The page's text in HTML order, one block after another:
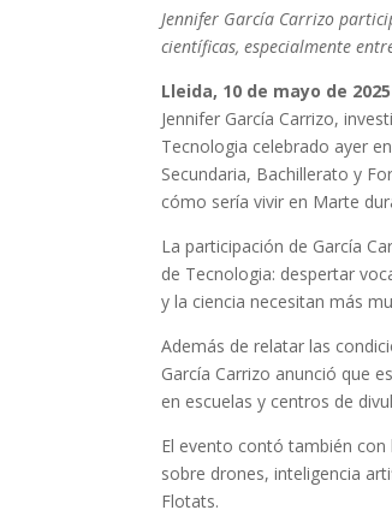
Jennifer García Carrizo
científicas, especialmente
Lleida, 10 de mayo de 2025
Jennifer García Carrizo,
Tecnologia celebrado ayer
Secundaria, Bachillerato y
cómo sería vivir en Marte
La participación de García
de Tecnologia: despertar
y la ciencia necesitan más
Además de relatar las
García Carrizo anunció que
en escuelas y centros de
El evento contó también
sobre drones, inteligencia
Flotats.